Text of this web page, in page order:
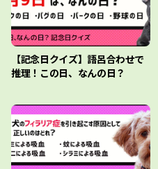
【記念日クイズ】語呂合わせで
推理！この日、なんの日？